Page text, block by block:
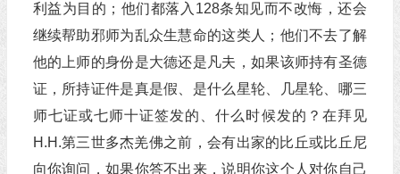
利益为目的；他们都落入128条知见而不改悔，还会
继续帮助邪师为乱众生慧命的这类人；他们不去了解
他的上师的身份是大德还是凡夫，如果该师持有圣德
证，所持证件是真是假、是什么星轮、几星轮、哪三
师七证或七师十证签发的、什么时候发的？在拜见
H.H.第三世多杰羌佛之前，会有出家的比丘或比丘尼
向你询问，如果你答不出来，说明你这个人对你自己